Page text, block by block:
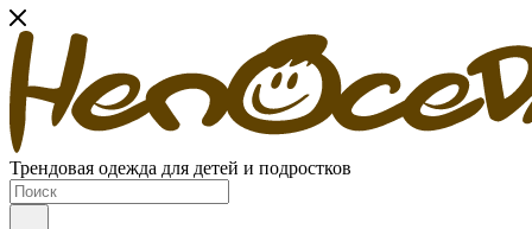
Трендовая одежда для детей и подростков